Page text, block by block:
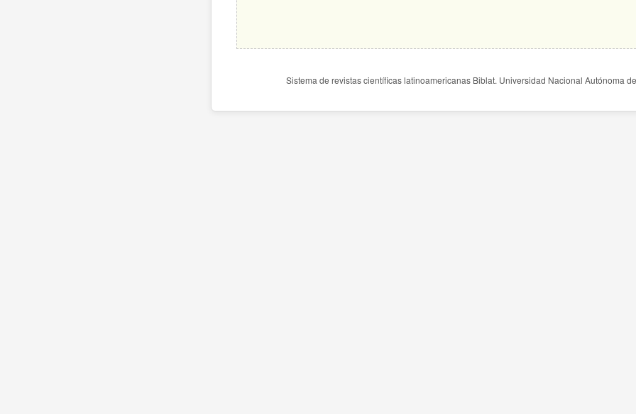
Sistema de revistas científicas latinoamericanas Biblat. Universidad Nacional Autónoma